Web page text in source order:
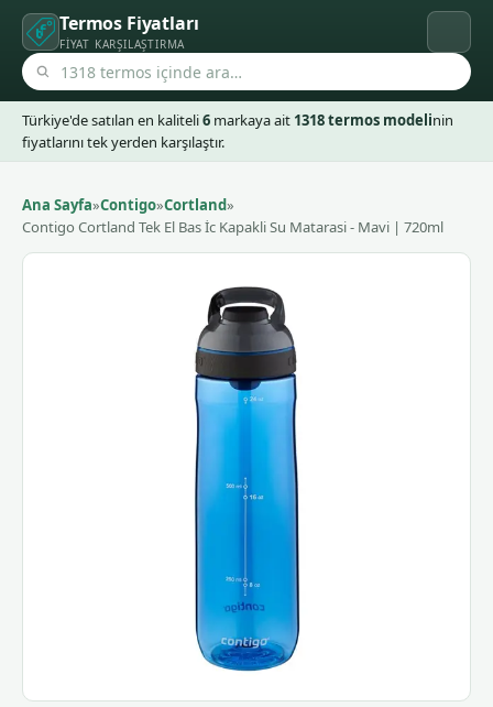
Termos Fiyatları
FIYAT KARŞILAŞTIRMA
Türkiye'de satılan en kaliteli6 markaya ait 1318 termos modelinin
fiyatlarını tek yerden karşılaştır.
Ana Sayfa»Contigo»Cortland»
Contigo Cortland Tek El Bas İc Kapakli Su Matarasi - Mavi | 720ml